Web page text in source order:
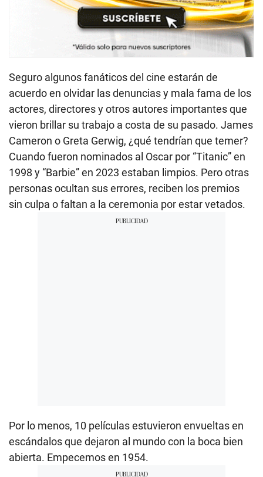
Seguro algunos fanáticos del cine estarán de
acuerdo en olvidar las denuncias y mala fama de los
actores, directores y otros autores importantes que
vieron brillar su trabajo a costa de su pasado. James
Cameron o Greta Gerwig, ¿qué tendrían que temer?
Cuando fueron nominados al Oscar por “Titanic” en
1998 y “Barbie” en 2023 estaban limpios. Pero otras
personas ocultan sus errores, reciben los premios
sin culpa o faltan a la ceremonia por estar vetados.
Por lo menos, 10 películas estuvieron envueltas en
escándalos que dejaron al mundo con la boca bien
abierta. Empecemos en 1954.